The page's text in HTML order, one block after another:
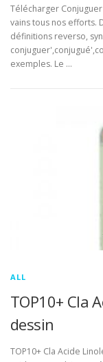
Télécharger
vains tous nos efforts.
définitions reverso,
exemples. Le …
ALL
TOP10+ Cla
dessin
TOP10+ Cla Acide